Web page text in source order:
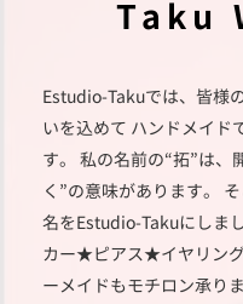
Taku
Estudio-Takuでは、皆様
いを込めて ハンドメイド
す。
私の名前の“拓”は、
く”の意味があります。
名をEstudio-Takuにしまし
カー★ピアス★イヤリン
ーメイドもモチロン承り